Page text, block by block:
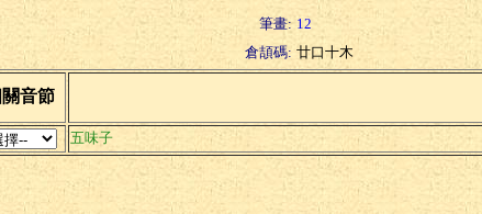
筆畫: 12
倉頡碼: 廿口十木
音節
五味子